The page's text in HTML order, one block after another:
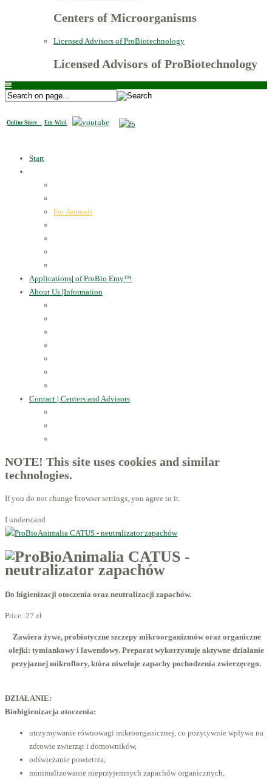
Centers of Microorganisms
Licensed Advisors of ProBiotechnology
Licensed Advisors of ProBiotechnology
Online Store Em-Wici
Start
For Animals
Applications| of ProBio Emy™
About Us |Information
Contact | Centers and Advisors
NOTE! This site uses cookies and similar
technologies.
If you do not change browser settings, you agree to it.
I understand
Do higienizacji otoczenia oraz neutralizacji zapachów.
Price: 27 zł
Zawiera żywe, probiotyczne szczepy mikroorganizmów oraz organiczne
olejki: tymiankowy i lawendowy. Preparat wykorzystuje aktywne działanie
przyjaznej mikroflory, która niweluje zapachy pochodzenia zwierzęcego.
DZIAŁANIE:
Biohigienizacja otoczenia:
utrzymywanie równowagi mikroorganicznej, co pozytywnie wpływa na
zdrowie zwierząt i domowników,
odświeżanie powietrza,
minimalizowanie nieprzyjemnych zapachów organicznych,